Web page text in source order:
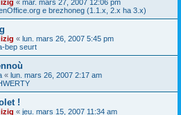
« mar. mars 27, 2007 12:06 pm
e brezhoneg (1.1.x, 2.x ha 3.x)
« lun. mars 26, 2007 5:45 pm
bep seurt
« lun. mars 26, 2007 2:17 am
!
« jeu. mars 15, 2007 11:34 am